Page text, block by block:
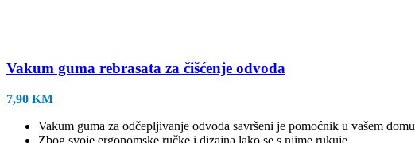
Vakum guma rebrasata za čišćenje odvoda
7,90 KM
Vakum guma za odčepljivanje odvoda savršeni je pomoćnik u vašem domu
Zbog svoje ergonomske ručke i dizajna lako se s njime rukuje